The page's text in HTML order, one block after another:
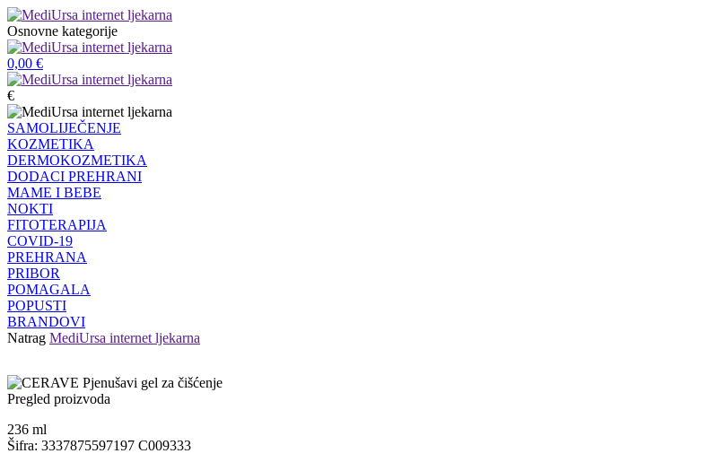
Osnovne kategorije
0,00 €
€
SAMOLIJEČENJE
KOZMETIKA
DERMOKOZMETIKA
DODACI PREHRANI
MAME I BEBE
NOKTI
FITOTERAPIJA
COVID-19
PREHRANA
PRIBOR
POMAGALA
POPUSTI
BRANDOVI
Natrag MediUrsa internet ljekarna
Pregled proizvoda
236 ml
Šifra: 3337875597197 C009333